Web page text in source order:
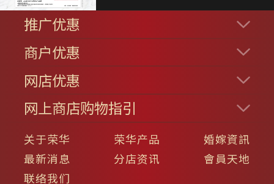
推广优惠
商户优惠
网店优惠
网上商店购物指引
关于荣华 荣华产品
婚嫁資訊
最新消息
分店资讯
會員天地
联络我们